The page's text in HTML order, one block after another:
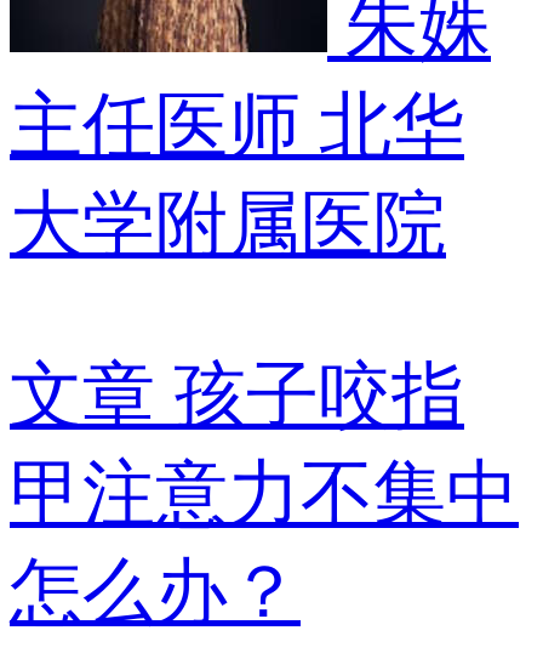
朱姝
主任医师 北华
大学附属医院
文章 孩子咬指
甲注意力不集中
怎么办？